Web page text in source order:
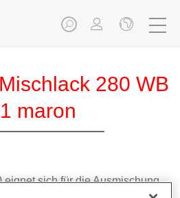
280 WB
maron
eignet sich für die Ausmischung
285, einem hochwertigen